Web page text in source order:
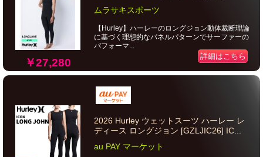
￥27,280
ムラサキスポーツ
【Hurley】ハーレーのロングジョン動体裁断理論
に基づく理想的なパネルパターンでサーファーの
パフォーマ...
詳細はこちら
2026 Hurley ウェットスーツ ハーレー レ
ディース ロングジョン [GZLJIC26] IC...
au PAY マーケット